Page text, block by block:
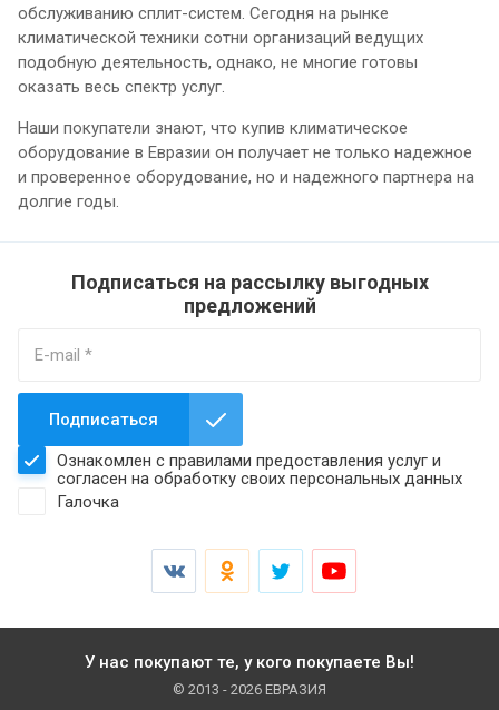
обслуживанию сплит-систем. Сегодня на рынке
климатической техники сотни организаций ведущих
подобную деятельность, однако, не многие готовы
оказать весь спектр услуг.
Наши покупатели знают, что купив климатическое
оборудование в Евразии он получает не только надежное
и проверенное оборудование, но и надежного партнера на
долгие годы.
Подписаться на рассылку выгодных
предложений
Ознакомлен с правилами предоставления услуг и
согласен на обработку своих персональных данных
Галочка
Подписаться
У нас покупают те, у кого покупаете Вы!
© 2013 - 2026 ЕВРАЗИЯ